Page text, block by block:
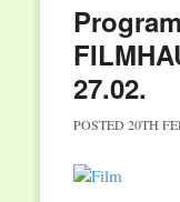
27.02.
POSTED 20TH